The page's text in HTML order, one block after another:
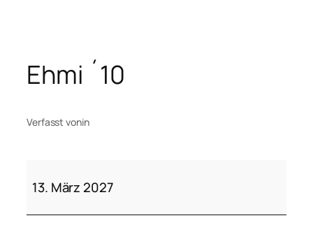
springen
Ehmi ´10
Verfasst vonin
´10
13. März 2027